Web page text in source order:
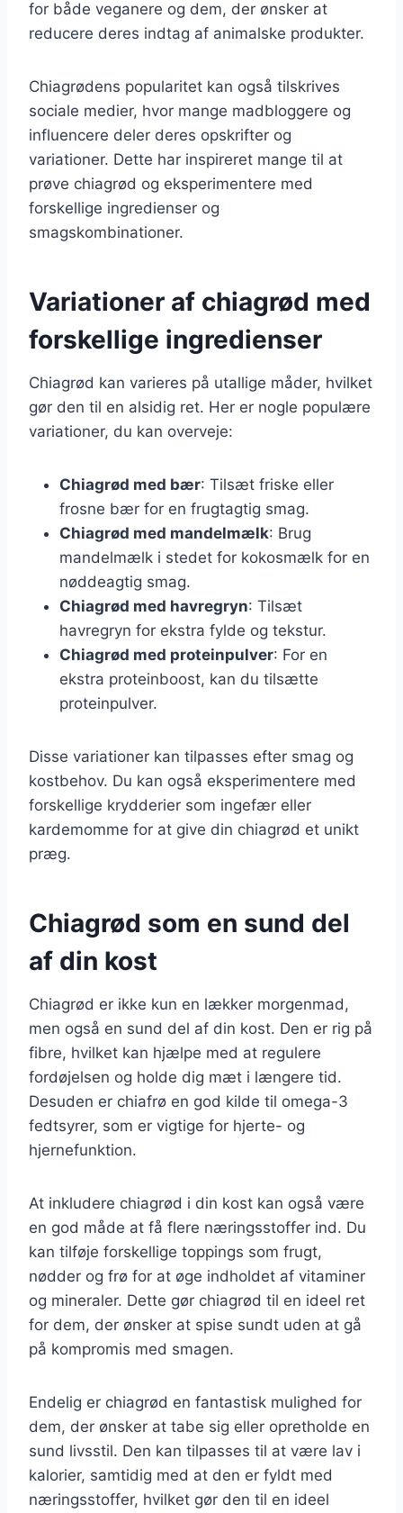
for både veganere og dem, der ønsker at
reducere deres indtag af animalske produkter.
Chiagrødens popularitet kan også tilskrives
sociale medier, hvor mange madbloggere og
influencere deler deres opskrifter og
variationer. Dette har inspireret mange til at
prøve chiagrød og eksperimentere med
forskellige ingredienser og
smagskombinationer.
Variationer af chiagrød med
forskellige ingredienser
Chiagrød kan varieres på utallige måder, hvilket
gør den til en alsidig ret. Her er nogle populære
variationer, du kan overveje:
Chiagrød med bær: Tilsæt friske eller
frosne bær for en frugtagtig smag.
Chiagrød med mandelmælk: Brug
mandelmælk i stedet for kokosmælk for en
nøddeagtig smag.
Chiagrød med havregryn: Tilsæt
havregryn for ekstra fylde og tekstur.
Chiagrød med proteinpulver: For en
ekstra proteinboost, kan du tilsætte
proteinpulver.
Disse variationer kan tilpasses efter smag og
kostbehov. Du kan også eksperimentere med
forskellige krydderier som ingefær eller
kardemomme for at give din chiagrød et unikt
præg.
Chiagrød som en sund del
af din kost
Chiagrød er ikke kun en lækker morgenmad,
men også en sund del af din kost. Den er rig på
fibre, hvilket kan hjælpe med at regulere
fordøjelsen og holde dig mæt i længere tid.
Desuden er chiafrø en god kilde til omega-3
fedtsyrer, som er vigtige for hjerte- og
hjernefunktion.
At inkludere chiagrød i din kost kan også være
en god måde at få flere næringsstoffer ind. Du
kan tilføje forskellige toppings som frugt,
nødder og frø for at øge indholdet af vitaminer
og mineraler. Dette gør chiagrød til en ideel ret
for dem, der ønsker at spise sundt uden at gå
på kompromis med smagen.
Endelig er chiagrød en fantastisk mulighed for
dem, der ønsker at tabe sig eller opretholde en
sund livsstil. Den kan tilpasses til at være lav i
kalorier, samtidig med at den er fyldt med
næringsstoffer, hvilket gør den til en ideel